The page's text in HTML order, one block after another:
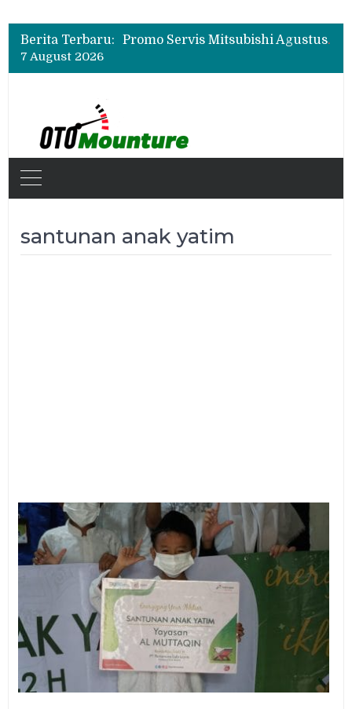
Berita Terbaru:
Bukan Cuma Layar 14,6 Inci, Ini Fitur Pintar Changan Nevo Q05 yang Dibanderol Rp309 Juta
Promo Servis Mitsubishi Agustus 2026, Ada Diskon ESP dan Bodi & Cat Kilau Merdeka
Bukan Cuma Layar 14,6 Inci, Ini Fitur Pintar Changan Nevo Q05 yang Dibanderol Rp309 Juta
7 August 2026
santunan anak yatim